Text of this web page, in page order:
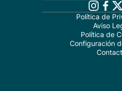
Política de
Aviso
Política de
Configuración